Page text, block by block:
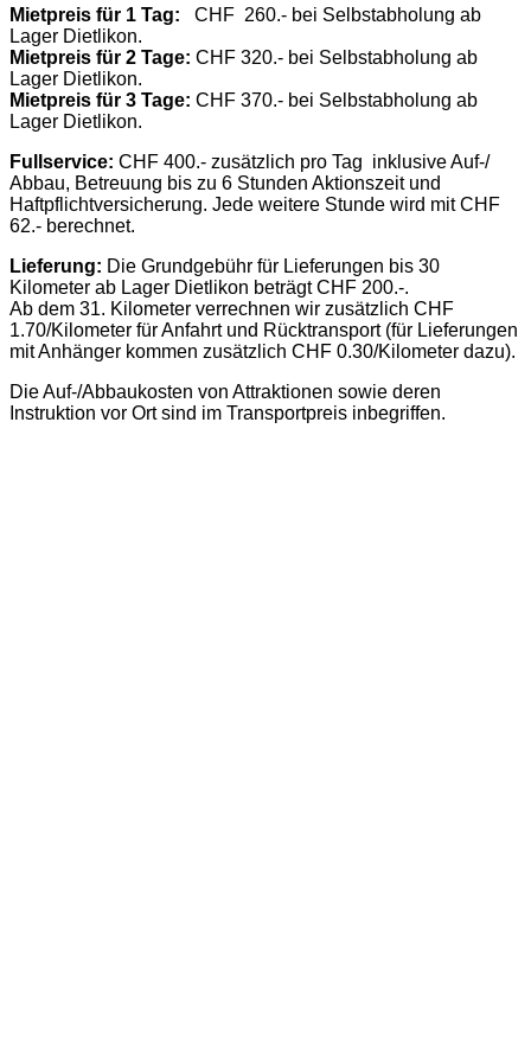
Mietpreis für 1 Tag: CHF 260.- bei Selbstabholung ab
Lager Dietlikon.
Mietpreis für 2 Tage: CHF 320.- bei Selbstabholung ab
Lager Dietlikon.
Mietpreis für 3 Tage: CHF 370.- bei Selbstabholung ab
Lager Dietlikon.
Fullservice: CHF 400.- zusätzlich pro Tag inklusive Auf-/
Abbau, Betreuung bis zu 6 Stunden Aktionszeit und
Haftpflichtversicherung. Jede weitere Stunde wird mit CHF
62.- berechnet.
Lieferung: Die Grundgebühr für Lieferungen bis 30
Kilometer ab Lager Dietlikon beträgt CHF 200.-.
Ab dem 31. Kilometer verrechnen wir zusätzlich CHF
1.70/Kilometer für Anfahrt und Rücktransport (für Lieferungen
mit Anhänger kommen zusätzlich CHF 0.30/Kilometer dazu).
Die Auf-/Abbaukosten von Attraktionen sowie deren
Instruktion vor Ort sind im Transportpreis inbegriffen.